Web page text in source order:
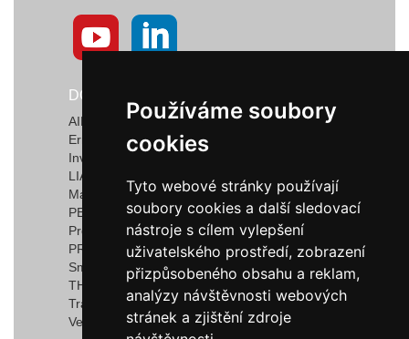
Používáme soubory
cookies
Tyto webové stránky používají
soubory cookies a další sledovací
nástroje s cílem vylepšení
uživatelského prostředí, zobrazení
přizpůsobeného obsahu a reklam,
analýzy návštěvnosti webových
stránek a zjištění zdroje
Používáme soubory
cookies
Tyto webové stránky používají
soubory cookies a další sledovací
nástroje s cílem vylepšení
uživatelského prostředí, zobrazení
přizpůsobeného obsahu a reklam,
analýzy návštěvnosti webových
stránek a zjištění zdroje
DODAVATELÉ
AIRTECT Plastic Leak Alarm Systems
Ermanno Balzi S.r.l.
Invotec Solutions Limited
LIAD Weighing and Control Systems Ltd.
Marquardt GmbH & Co. KG
PEDROTTI NORMALIZZATI
Progressive Components
PROMEC FITTINGS S.R.L.
Smartflow
THERMOPLAY S.r.l
TracyTec
Vega S.r.l